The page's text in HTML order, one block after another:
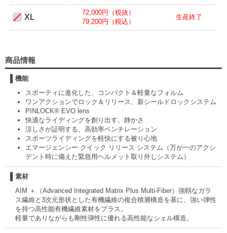
XL
72,000円（税抜）
79,200円（税込）
生産終了
商品情報
機能
スポーティに進化した、コンパクト＆軽量なフォルム
ワンアクションでロック＆リリース、新シールドロックシステム
PINLOCK® EVO lens
快適なライディングを創り出す、静かさ
涼しさが証明する、高効率ベンチレーション
スポーツライディングを軽快にする被り心地
エマージェンシー クイック リリース システム（万が一のアクシ
デント時に備えた緊急用ヘルメット取り外しシステム）
素材
AIM ＋（Advanced Integrated Matrix Plus Multi-Fiber）強靱なガラ
ス繊維と3次元形状とした有機繊維の複合積層構造を基に、強い弾性
を持つ高性能有機繊維素材をプラス。
軽量でありながらも剛性弾性に優れる高性能なシェル構造。